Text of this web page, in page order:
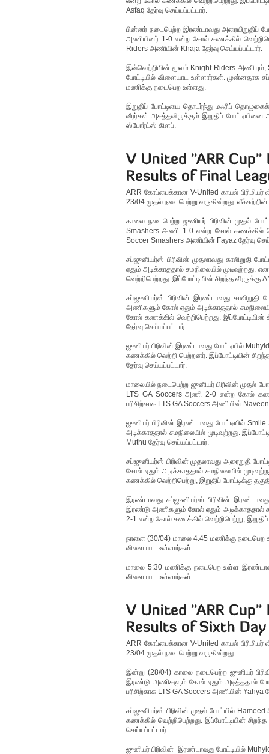
Asfaq தேர்வு செய்யப்பட்டார்.
பின்னர் நடைபெற்ற இரண்டாவது அரையிறுதிப்
அணியினர் 1-0 என்ற கோல் கணக்கில்
Riders அணியின் Khaja தேர்வு செய்யப்பட்டார்.
இவ்வெற்றியின் மூலம் Knight Riders
போட்டியில் விளையாட உள்ளார்கள். முன்னதாக
மணிக்கு நடைபெற உள்ளது.
இறுதிப் போட்டியை தொடர்ந்து மஃரிப்
வீரர்கள் அசத்தவிருக்கும் இறுதிப்
ஸ்போர்ட்ஸ் கிளப்.
ARR கோப்பைக்கான V-United காயல் பிரிமியர்
23/04 முதல் நடைபெற்று வருகின்றது.
காலை நடைபெற்ற ஜுனியர் பிரிவின் முதல்
Smashers அணி 1-0 என்ற கோல் கணக்கில்
Soccer Smashers அணியின் Fayaz தேர்வு
சப்ஜுனியர்ஸ் பிரிவின் முதலாவது
ஏதும் அடிக்காததால் சமநிலையில்
வெற்றிபெற்றது. இப்போட்டியின் சிறந்த வீரருக்கு
சப்ஜுனியர்ஸ் பிரிவின் இரண்டாவது
அணிகளும் கோல் ஏதும் அடிக்காததால்
கோல் கணக்கில் வெற்றிபெற்றது. இப்போட்டியின்
தேர்வு செய்யப்பட்டார்.
ஜுனியர் பிரிவின் இரண்டாவது போட்டியில்
கணக்கில் வெற்றி பெற்றனர். இப்போட்டியின்
தேர்வு செய்யப்பட்டார்.
மாலையில் நடைபெற்ற ஜுனியர் பிரிவின் முதல்
LTS GA Soccers அணி 2-0 என்ற கோல்
பரிசிற்காக LTS GA Soccers அணியின்
ஜுனியர் பிரிவின் இரண்டாவது போட்டியில்
அடிக்காததால் சமநிலையில் முடிவுற்றது.
Muthu தேர்வு செய்யப்பட்டார்.
சப்ஜுனியர்ஸ் பிரிவின் முதலாவது அரைறுதி
கோல் ஏதும் அடிக்காததால் சமநிலையில்
கணக்கில் வெற்றிபெற்று, இறுதிப் போட்டிக்கு
இரண்டாவது சப்ஜுனியர்ஸ் பிரிவின்
இரண்டு அணிகளும் கோல் ஏதும் அடிக்காததால்
2-1 என்ற கோல் கணக்கில் வெற்றிபெற்று, இறுதிப்
நாளை (30/04) மாலை 4:45 மணிக்கு நடைபெற
விளையாட உள்ளார்கள்.
மாலை 5:30 மணிக்கு நடைபெற உள்ள
விளையாட உள்ளார்கள்.
ARR கோப்பைக்கான V-United காயல் பிரிமியர்
23/04 முதல் நடைபெற்று வருகின்றது.
இன்று (28/04) காலை நடைபெற்ற ஜுனியர்
இரண்டு அணிகளும் கோல் ஏதும் அடித்ததால்
பரிசிற்காக LTS GA Soccers அணியின் Yahya
சப்ஜுனியர்ஸ் பிரிவின் முதல் போட்யில்
கணக்கில் வெற்றிபெற்றது. இப்போட்டியின் சிறந்த
செய்யப்பட்டார்.
ஜுனியர் பிரிவின் இரண்டாவது போட்டியில்